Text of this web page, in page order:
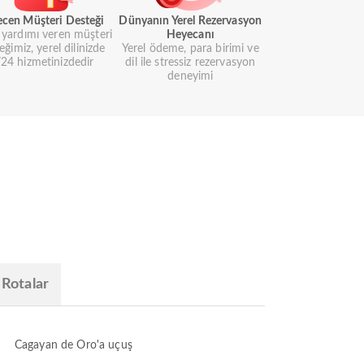
Müşteri Desteği
veren müşteri
yerel dilinizde
hizmetinizdedir
Dünyanın Yerel Rezervasyon
Heyecanı
Yerel ödeme, para birimi ve
dil ile stressiz rezervasyon
deneyimi
Cagayan de Oro'a uçuş